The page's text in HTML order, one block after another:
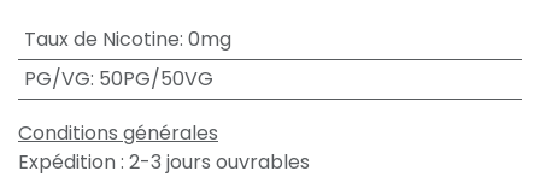
Taux de Nicotine: 0mg
PG/VG: 50PG/50VG
Conditions générales
Expédition : 2-3 jours ouvrables